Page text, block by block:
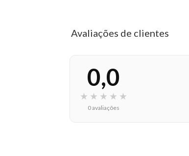
Avaliações de clientes
0,0
★ ★ ★ ★ ★
0 avaliações